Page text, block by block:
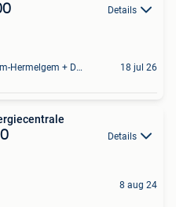
Details
Nederzwalm-Hermelgem + Deel Oudenaarde En Zingem 18 jul 26
Details
8 aug 24